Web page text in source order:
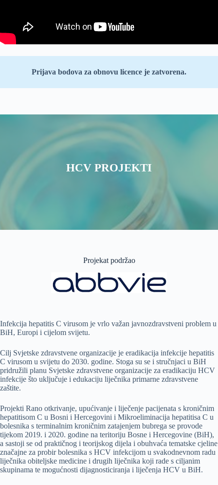
Prijava bodova za obnovu licence je zatvorena.
HCV PROJEKTI
Projekat podržao
Infekcija hepatitis C virusom je vrlo važan javnozdravstveni problem u
BiH, Europi i cijelom svijetu.
Cilj Svjetske zdravstvene organizacije je eradikacija infekcije hepatitis
C virusom u svijetu do 2030. godine. Stoga su se i stručnjaci u BiH
pridružili planu Svjetske zdravstvene organizacije za eradikaciju HCV
infekcije što uključuje i edukaciju liječnika primarne zdravstvene
zaštite.
Projekti Rano otkrivanje, upućivanje i liječenje pacijenata s kroničnim
hepatitisom C u Bosni i Hercegovini i Mikroeliminacija hepatitisa C u
bolesnika s terminalnim kroničnim zatajenjem bubrega se provode
tijekom 2019. i 2020. godine na teritoriju Bosne i Hercegovine (BiH),
a sastoji se od praktičnog i teorijskog dijela i obuhvaća tematske cjeline
značajne za probir bolesnika s HCV infekcijom u svakodnevnom radu
liječnika obiteljske medicine i drugih liječnika koji rade s ciljanim
skupinama te mogućnosti dijagnosticiranja i liječenja HCV u BiH.